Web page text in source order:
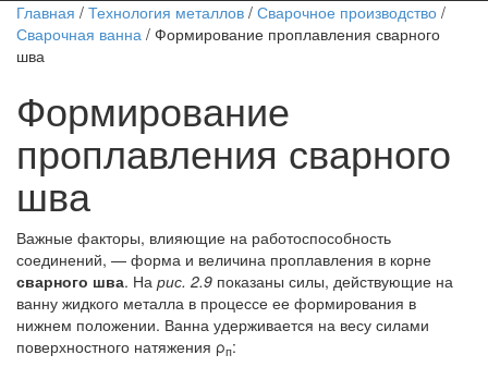
Главная / Технология металлов / Сварочное производство /
Сварочная ванна / Формирование проплавления сварного
шва
Формирование
проплавления сварного
шва
Важные факторы, влияющие на работоспособность
соединений, — форма и величина проплавления в корне
сварного шва. На рис. 2.9 показаны силы, действующие на
ванну жидкого металла в процессе ее формирования в
нижнем положении. Ванна удерживается на весу силами
поверхностного натяжения ρп: